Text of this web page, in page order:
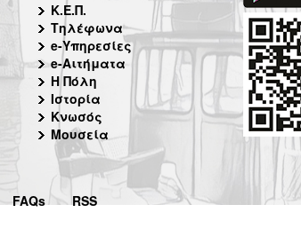
Κ.Ε.Π.
Τηλέφωνα
e-Υπηρεσίες
e-Αιτήματα
Η Πόλη
Ιστορία
Κνωσός
Μουσεία
FAQs RSS